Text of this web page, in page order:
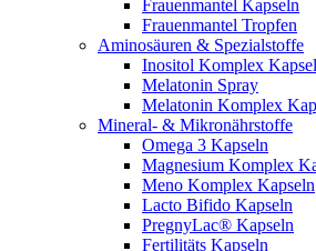
Frauenmantel Kapseln
Frauenmantel Tropfen
Aminosäuren & Spezialstoffe
Inositol Komplex
Melatonin Spray
Melatonin Komplex
Mineral- & Mikronährstoffe
Omega 3 Kapseln
Magnesium Komplex
Meno Komplex Kapseln
Lacto Bifido Kapseln
PregnyLac® Kapseln
Fertilitäts Kapseln